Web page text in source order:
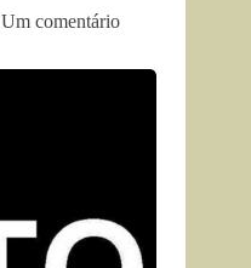
Um comentário